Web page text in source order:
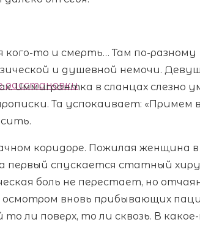
расстановки
кого-то и смерть… Там по-разному
и душевной немочи.
Иммигрантка в сланцах слезно
Та успокаивает: «Примем
коридоре. Пожилая женщина в
первый спускается статный
боль не перестает, но
вновь прибывающих
ли поверх, то ли сквозь. В